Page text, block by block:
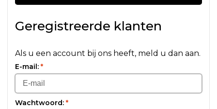
Geregistreerde klanten
Als u een account bij ons heeft, meld u dan aan.
E-mail: *
Wachtwoord: *